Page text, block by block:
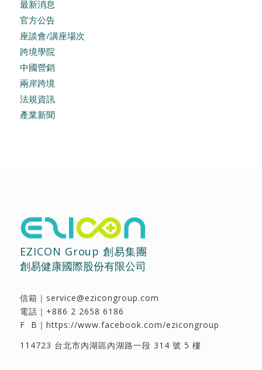
最新消息
官方公告
座談會/講座場次
跨境學院
中國營銷
兩岸跨境
法規資訊
產業新聞
EZICON Group 創易集團
創易健康國際股份有限公司
信箱｜ service@ezicongroup.com
電話｜ +886 2 2658 6186
F B｜ https://www.facebook.com/ezicongroup
114723 台北市內湖區內湖路一段 314 號 5 樓